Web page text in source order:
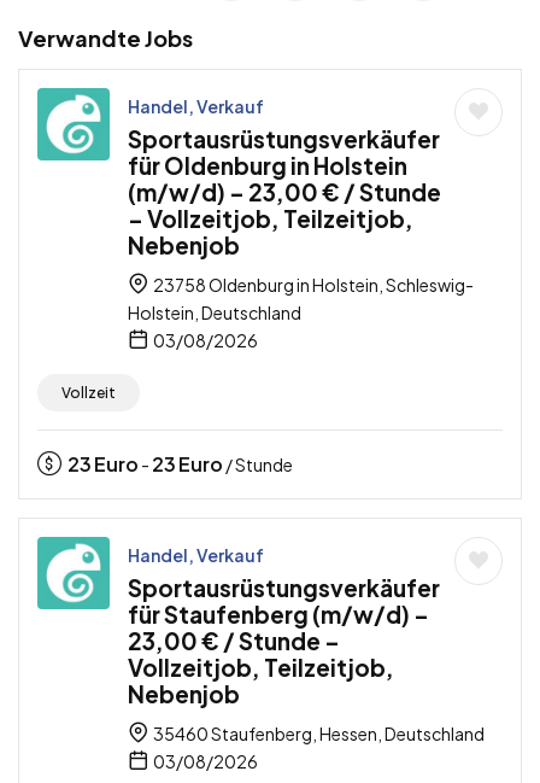
Verwandte Jobs
Handel, Verkauf
Sportausrüstungsverkäufer
für Oldenburg in Holstein
(m/w/d) – 23,00 € / Stunde
– Vollzeitjob, Teilzeitjob,
Nebenjob
23758 Oldenburg in Holstein, Schleswig-
Holstein, Deutschland
03/08/2026
Vollzeit
23Euro - 23Euro / Stunde
Handel, Verkauf
Sportausrüstungsverkäufer
für Staufenberg (m/w/d) –
23,00 € / Stunde –
Vollzeitjob, Teilzeitjob,
Nebenjob
35460 Staufenberg, Hessen, Deutschland
03/08/2026